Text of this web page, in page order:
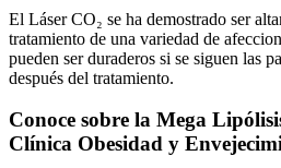
El Láser CO₂ se ha demostrado ser
tratamiento de una variedad de
pueden ser duraderos si se siguen las
después del tratamiento.
Conoce sobre la Mega
Clínica Obesidad y